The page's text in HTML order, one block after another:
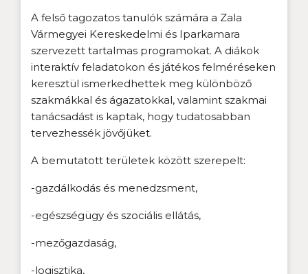
A felső tagozatos tanulók számára a Zala
Vármegyei Kereskedelmi és Iparkamara
szervezett tartalmas programokat. A diákok
interaktív feladatokon és játékos felméréseken
keresztül ismerkedhettek meg különböző
szakmákkal és ágazatokkal, valamint szakmai
tanácsadást is kaptak, hogy tudatosabban
tervezhessék jövőjüket.
A bemutatott területek között szerepelt:
-gazdálkodás és menedzsment,
-egészségügy és szociális ellátás,
-mezőgazdaság,
-logisztika,